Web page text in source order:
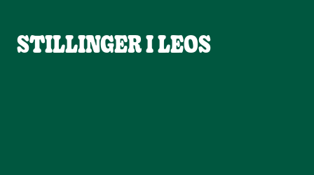
STILLINGER I LEOS